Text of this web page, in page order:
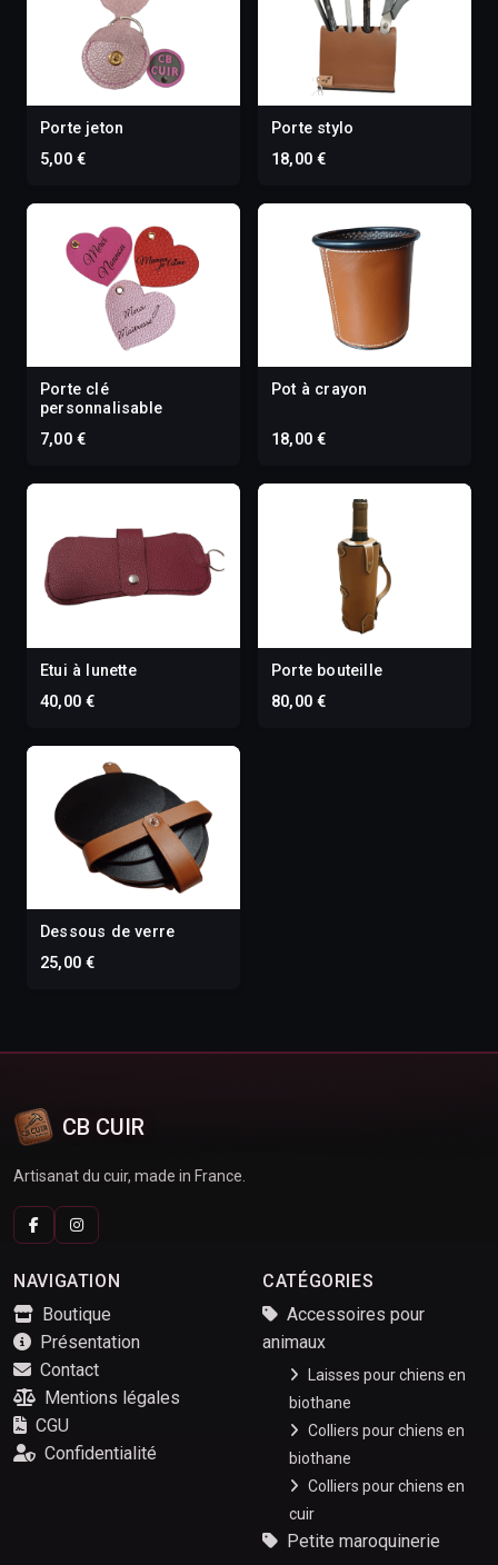
Porte jeton
5,00 €
Porte stylo
18,00 €
Porte clé
personnalisable
7,00 €
Pot à crayon
18,00 €
Etui à lunette
40,00 €
Porte bouteille
80,00 €
Dessous de verre
25,00 €
CB CUIR
Artisanat du cuir, made in France.
NAVIGATION
Boutique
Présentation
Contact
Mentions légales
CGU
Confidentialité
CATÉGORIES
Accessoires pour
animaux
Laisses pour chiens en
biothane
Colliers pour chiens en
biothane
Colliers pour chiens en
cuir
Petite maroquinerie